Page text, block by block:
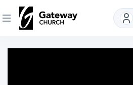
DISCOVER